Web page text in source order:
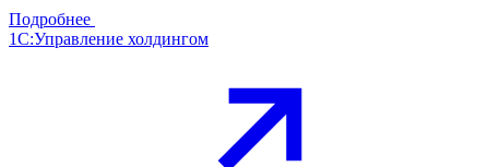
Подробнее
1С:Управление холдингом